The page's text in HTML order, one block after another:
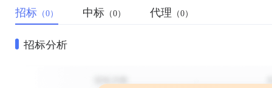
招标 （0） 中标 （0） 代理 （0）
招标分析